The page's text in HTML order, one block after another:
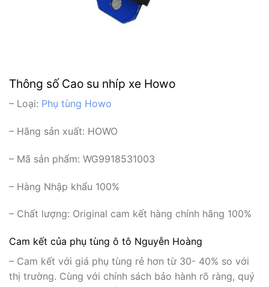
Thông số Cao su nhíp xe Howo
– Loại: Phụ tùng Howo
– Hãng sản xuất: HOWO
– Mã sản phẩm: WG9918531003
– Hàng Nhập khẩu 100%
– Chất lượng: Original cam kết hàng chính hãng 100%
Cam kết của phụ tùng ô tô Nguyễn Hoàng
– Cam kết với giá phụ tùng rẻ hơn từ 30- 40% so với
thị trường. Cùng với chính sách bảo hành rõ ràng, quý